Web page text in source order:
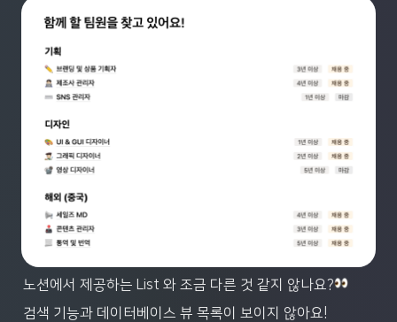
노션에서 제공하는 List 와 조금 다른 것 같지 않나요?
검색 기능과 데이터베이스 뷰 목록이 보이지 않아요!